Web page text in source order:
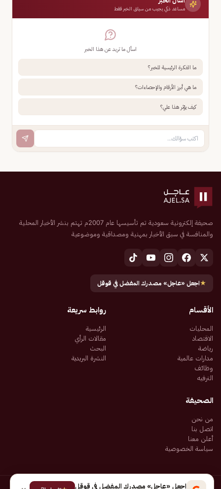
مساعد ذكي يجيب من سياق الخبر فقط
اسأل ما تريد عن هذا الخبر
ما الفكرة الرئيسية للخبر؟
ما هي أبرز الأرقام والإحصاءات؟
كيف يؤثر هذا علي؟
صحيفة إلكترونية سعودية تم تأسيسها عام 2007م تهتم بنشر الأخبار المحلية
والمنافسة في سبق الأخبار بمهنية ومصداقية وموضوعية
★اجعل «عاجل» مصدرك المفضل في قوقل
الأقسام
المحليات
الاقتصاد
رياضة
مدارات عالمية
وظائف
الترفيه
روابط سريعة
الرئيسية
مقالات الرأي
البحث
النشرة البريدية
الصحيفة
من نحن
اتصل بنا
أعلن معنا
سياسة الخصوصية
اجعل «عاجل» مصدرك المفضل في قوقل